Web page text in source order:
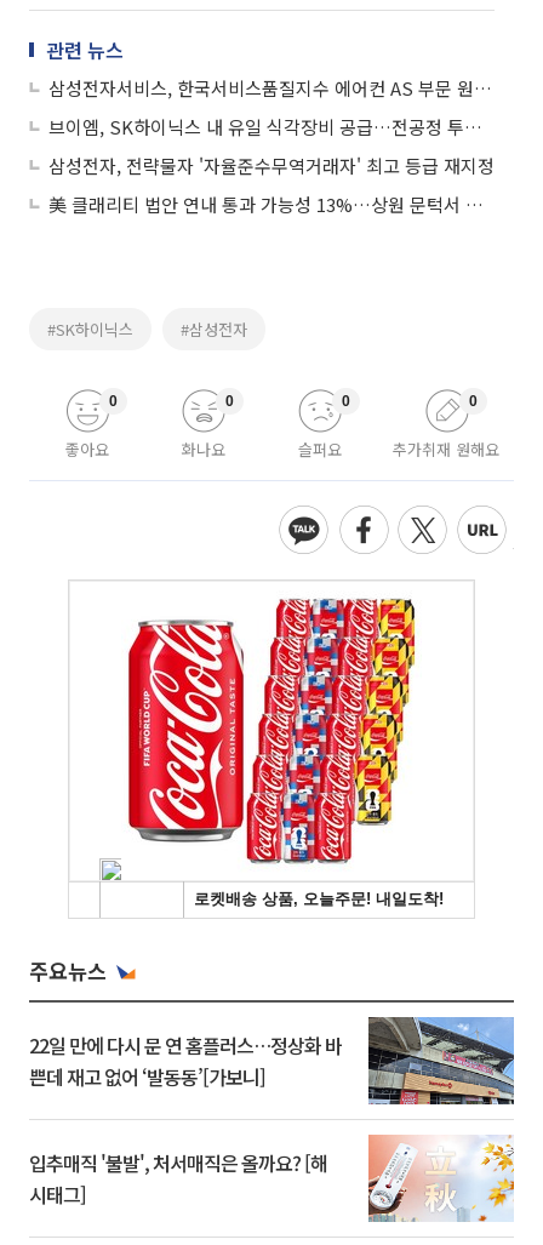
관련 뉴스
삼성전자서비스, 한국서비스품질지수 에어컨 AS 부문 원년 1위
브이엠, SK하이닉스 내 유일 식각장비 공급…전공정 투자로 올해 흑자전환 기대
삼성전자, 전략물자 '자율준수무역거래자' 최고 등급 재지정
美 클래리티 법안 연내 통과 가능성 13%…상원 문턱서 제동
#SK하이닉스 #삼성전자
좋아요
0
화나요
0
슬퍼요
0
추가취재 원해요
0
주요뉴스
22일 만에 다시 문 연 홈플러스…정상화 바
쁜데 재고 없어 ‘발동동’[가보니]
입추매직 '불발', 처서매직은 올까요? [해
시태그]